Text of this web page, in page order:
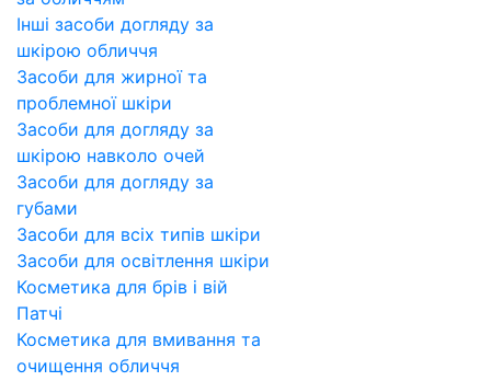
Інші засоби догляду за
шкірою обличчя
Засоби для жирної та
проблемної шкіри
Засоби для догляду за
шкірою навколо очей
Засоби для догляду за
губами
Засоби для всіх типів шкіри
Засоби для освітлення шкіри
Косметика для брів і вій
Патчі
Косметика для вмивання та
очищення обличчя